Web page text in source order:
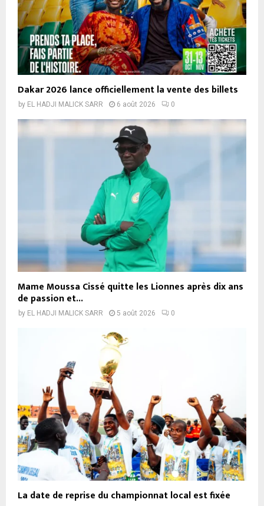
Dakar 2026 lance officiellement la vente des billets
by EL HADJI MALICK SARR 6 août 2026 0
Mame Moussa Cissé quitte les Lionnes après dix ans
de passion et...
by EL HADJI MALICK SARR 5 août 2026 0
La date de reprise du championnat local est fixée